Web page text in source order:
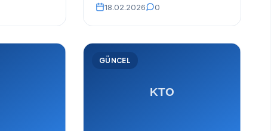
Protokol Yürütme Kurulu (PYK)
oluşturulmuştur. PYK…
18.02.2026 0
GÜNCEL